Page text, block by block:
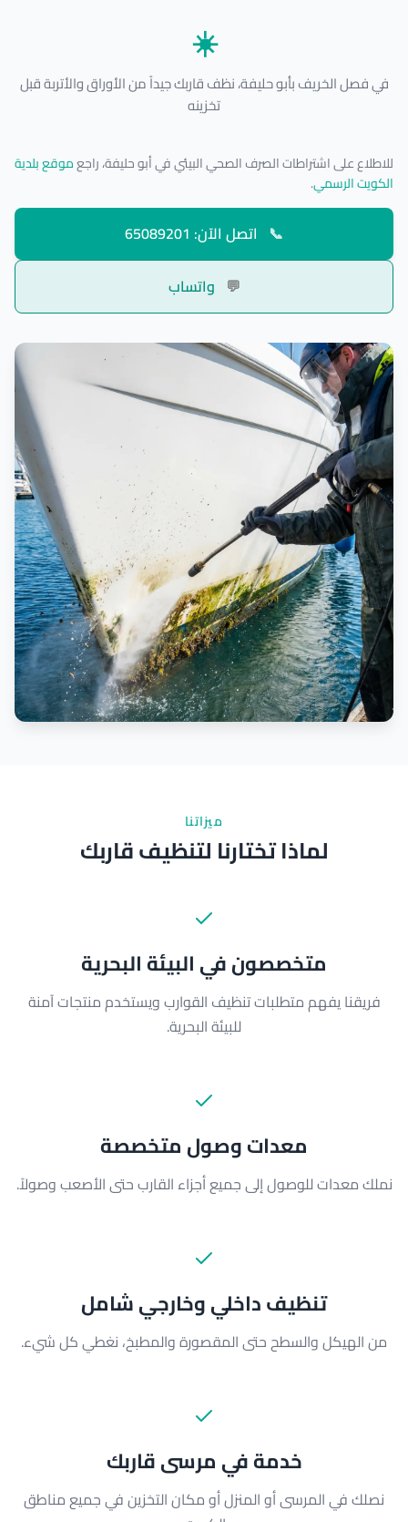
☀️
في فصل الخريف بأبو حليفة، نظف قاربك جيداً من الأوراق والأتربة قبل
تخزينه
للاطلاع على اشتراطات الصرف الصحي البيئي في أبو حليفة، راجعموقع بلدية
الكويت الرسمي.
📞 اتصل الآن: 65089201
💬 واتساب
ميزاتنا
لماذا تختارنا لتنظيف قاربك
متخصصون في البيئة البحرية
فريقنا يفهم متطلبات تنظيف القوارب ويستخدم منتجات آمنة
للبيئة البحرية.
معدات وصول متخصصة
نملك معدات للوصول إلى جميع أجزاء القارب حتى الأصعب وصولاً.
تنظيف داخلي وخارجي شامل
من الهيكل والسطح حتى المقصورة والمطبخ، نغطي كل شيء.
خدمة في مرسى قاربك
نصلك في المرسى أو المنزل أو مكان التخزين في جميع مناطق